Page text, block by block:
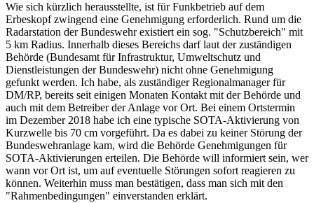
Wie sich kürzlich herausstellte, ist für Funkbetrieb auf dem
Erbeskopf zwingend eine Genehmigung erforderlich. Rund um die
Radarstation der Bundeswehr existiert ein sog. "Schutzbereich" mit
5 km Radius. Innerhalb dieses Bereichs darf laut der zuständigen
Behörde (Bundesamt für Infrastruktur, Umweltschutz und
Dienstleistungen der Bundeswehr) nicht ohne Genehmigung
gefunkt werden. Ich habe, als zuständiger Regionalmanager für
DM/RP, bereits seit einigen Monaten Kontakt mit der Behörde und
auch mit dem Betreiber der Anlage vor Ort. Bei einem Ortstermin
im Dezember 2018 habe ich eine typische SOTA-Aktivierung von
Kurzwelle bis 70 cm vorgeführt. Da es dabei zu keiner Störung der
Bundeswehranlage kam, wird die Behörde Genehmigungen für
SOTA-Aktivierungen erteilen. Die Behörde will informiert sein, wer
wann vor Ort ist, um auf eventuelle Störungen sofort reagieren zu
können. Weiterhin muss man bestätigen, dass man sich mit den
"Rahmenbedingungen" einverstanden erklärt.